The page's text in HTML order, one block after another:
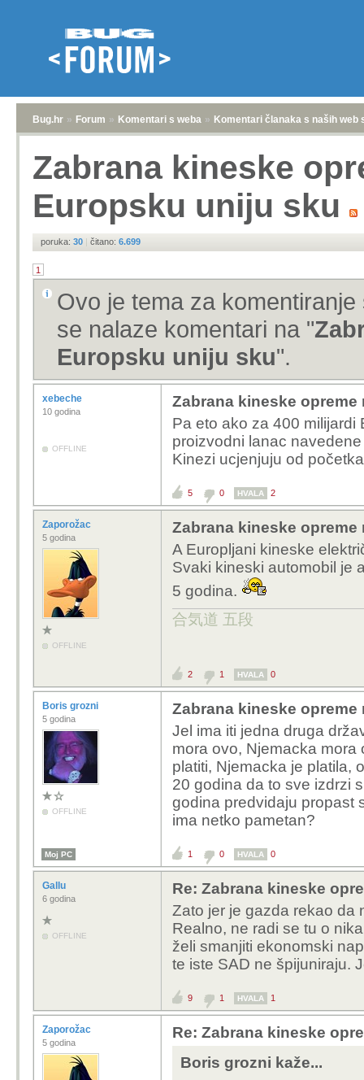
Bug.hr » Forum » Komentari s weba » Komentari članaka s naših web
Zabrana kineske
Europsku uniju sku
poruka: 30 | čitano: 6.699
1
Ovo je tema za
se nalaze komentari na "
Europsku uniju sku".
xebeche
10 godina
OFFLINE
Zabrana kineske
Pa eto ako za 400 milijardi
proizvodni lanac
Kinezi ucjenjuju od
5 0 HVALA 2
Zaporožac
5 godina
OFFLINE
Zabrana kineske
A Europljani kineske
Svaki kineski automobil je
5 godina.
合気道 五段
2 1 HVALA 0
Boris grozni
5 godina
OFFLINE
Zabrana kineske
Jel ima iti jedna druga
mora ovo, Njemacka
platiti, Njemacka je platila,
20 godina da to sve izdrzi
godina predvidaju propast
ima netko pametan?
Moj PC 1 0 HVALA 0
Gallu
6 godina
OFFLINE
Re: Zabrana kineske
Zato jer je gazda rekao da
Realno, ne radi se tu o
želi smanjiti ekonomski
te iste SAD ne špijuniraju.
9 1 HVALA 1
Zaporožac
5 godina
Re: Zabrana kineske
Boris grozni kaže...